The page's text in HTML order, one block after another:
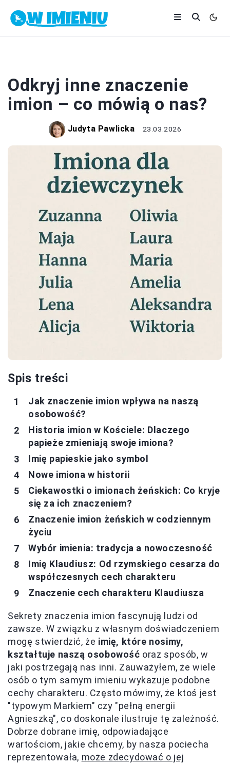
Odkryj inne znaczenie
imion – co mówią o nas?
Judyta Pawlicka 23.03.2026
Spis treści
Jak znaczenie imion wpływa na naszą
osobowość?
Historia imion w Kościele: Dlaczego
papieże zmieniają swoje imiona?
Imię papieskie jako symbol
Nowe imiona w historii
Ciekawostki o imionach żeńskich: Co kryje
się za ich znaczeniem?
Znaczenie imion żeńskich w codziennym
życiu
Wybór imienia: tradycja a nowoczesność
Imię Klaudiusz: Od rzymskiego cesarza do
współczesnych cech charakteru
Znaczenie cech charakteru Klaudiusza
Sekrety znaczenia imion fascynują ludzi od
zawsze. W związku z własnym doświadczeniem
mogę stwierdzić, że imię, które nosimy,
kształtuje naszą osobowość oraz sposób, w
jaki postrzegają nas inni. Zauważyłem, że wiele
osób o tym samym imieniu wykazuje podobne
cechy charakteru. Często mówimy, że ktoś jest
"typowym Markiem" czy "pełną energii
Agnieszką", co doskonale ilustruje tę zależność.
Dobrze dobrane imię, odpowiadające
wartościom, jakie chcemy, by nasza pociecha
reprezentowała, może zdecydować o jej